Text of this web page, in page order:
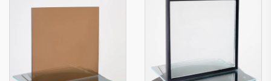
recubrimiento)